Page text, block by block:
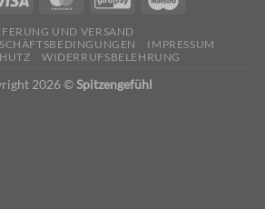
UND VERSAND
IMPRESSUM
WIDERRUFSBELEHRUNG
2026 ©Spitzengefühl